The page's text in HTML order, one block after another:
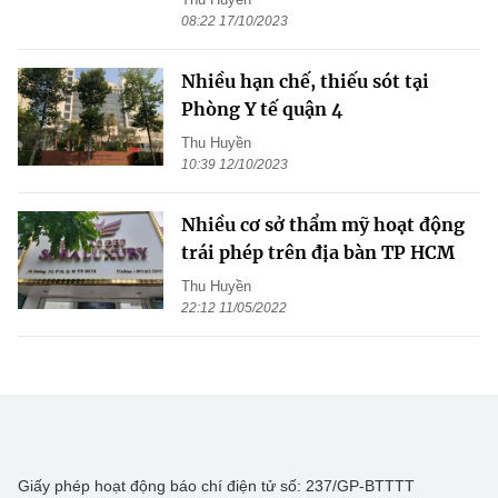
08:22 17/10/2023
Nhiều hạn chế, thiếu sót tại
Phòng Y tế quận 4
Thu Huyền
10:39 12/10/2023
Nhiều cơ sở thẩm mỹ hoạt động
trái phép trên địa bàn TP HCM
Thu Huyền
22:12 11/05/2022
Giấy phép hoạt động báo chí điện tử số: 237/GP-BTTTT